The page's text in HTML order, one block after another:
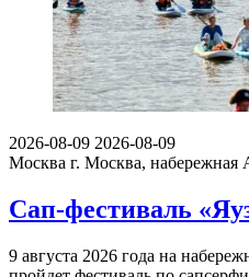
2026-08-09 2026-08-09
Москва г. Москва, набережная
Сап-фестиваль
9 августа 2026 года на